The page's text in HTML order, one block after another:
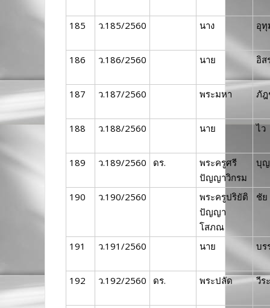
185 ว.185/2560 นาง อุทุ
186 ว.186/2560 นาย อิส
187 ว.187/2560 พระมหา ภัฎ
188 ว.188/2560 นาย ไว
189 ว.189/2560 ดร.
พระครูศรี
ปัญญาวิกรม
บุญ
190 ว.190/2560
พระครูปริยัติ
ปัญญา
โสภณ
ชัย
191 ว.191/2560 นาย บร
192 ว.192/2560 ดร. พระปลัด วีร